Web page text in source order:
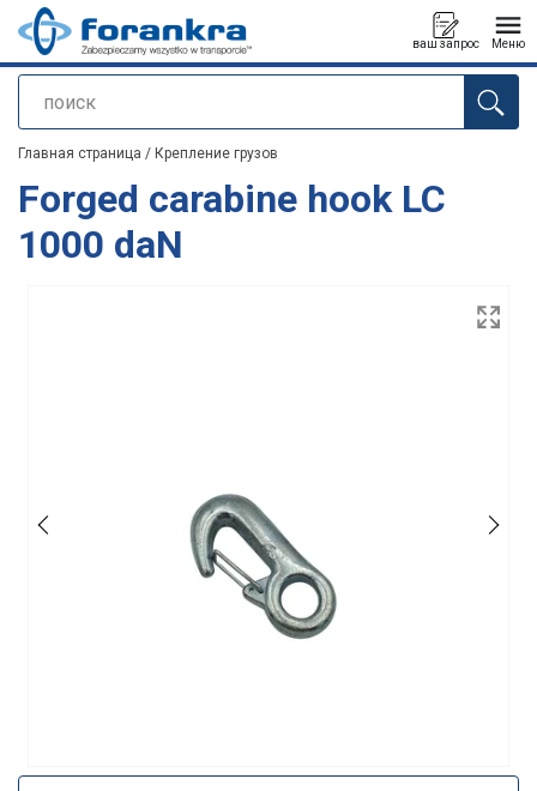
поиск
ваш запрос Меню
Продукт добавлен в ваш запрос
Главная страница / Крепление грузов
Forged carabine hook LC
1000 daN